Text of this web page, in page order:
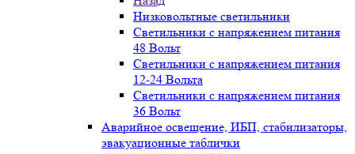
Низковольтные светильники
Светильники с напряжением питания
48 Вольт
Светильники с напряжением питания
12-24 Вольта
Светильники с напряжением питания
36 Вольт
Аварийное освещение, ИБП, стабилизаторы,
эвакуационные таблички